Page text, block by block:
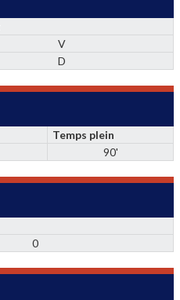
V
D
Temps plein
90'
0